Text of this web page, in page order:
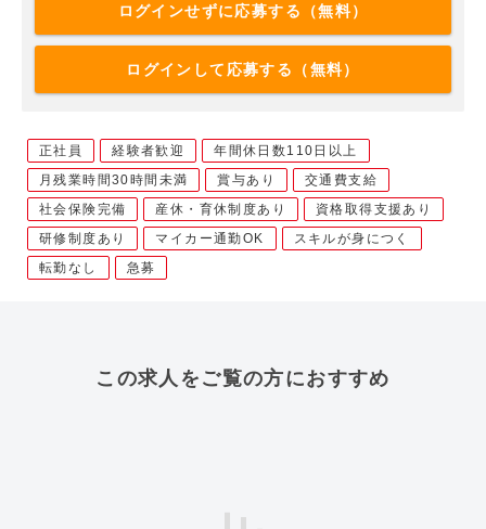
ログインせずに応募する（無料）
ログインして応募する（無料）
正社員 経験者歓迎
年間休日数110日以上
月残業時間30時間未満
賞与あり
交通費支給
社会保険完備
産休・育休制度あり
資格取得支援あり
研修制度あり
マイカー通勤OK
スキルが身につく
転勤なし
急募
この求人をご覧の方におすすめ